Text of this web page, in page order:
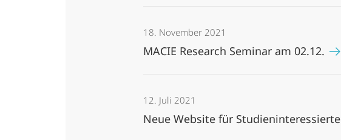
18. November 2021
MACIE Research Seminar am 02.12.
12. Juli 2021
Neue Website für Studieninteressierte